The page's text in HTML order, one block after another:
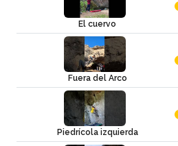
El cuervo
Fuera del Arco
Piedrícola izquierda